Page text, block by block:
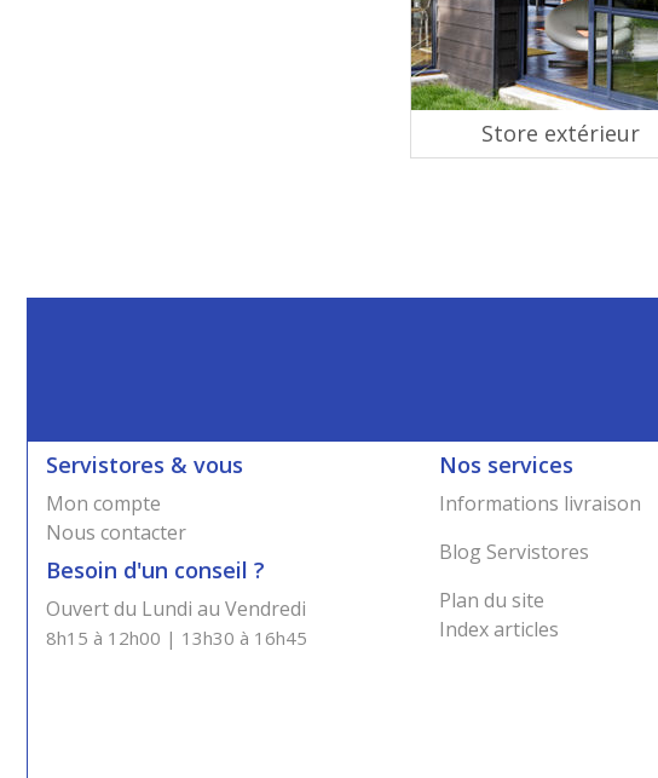
Store extérieur
Servistores & vous
Mon compte
Nous contacter
Besoin d'un conseil ?
Ouvert du Lundi au Vendredi
8h15 à 12h00 | 13h30 à 16h45
Nos services
Informations livraison
Blog Servistores
Plan du site
Index articles